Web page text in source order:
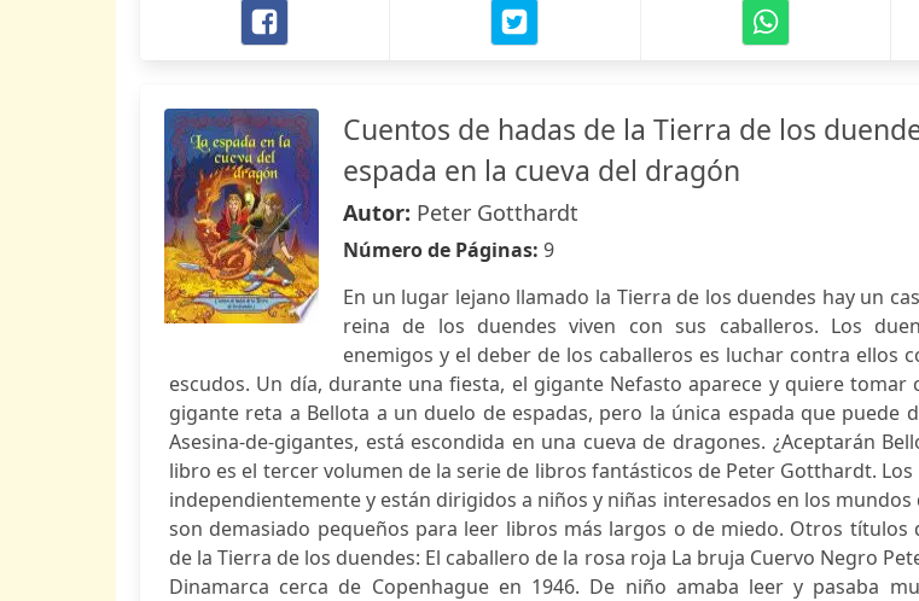
Cuentos de hadas de la Tierra de los
espada en la cueva del dragón
Autor: Peter Gotthardt
Número de Páginas: 9
En un lugar lejano llamado la Tierra de los duendes hay un
reina de los duendes viven con sus caballeros. Los
enemigos y el deber de los caballeros es luchar contra ellos
escudos. Un día, durante una fiesta, el gigante Nefasto aparece y quiere tomar
gigante reta a Bellota a un duelo de espadas, pero la única espada que puede
Asesina-de-gigantes, está escondida en una cueva de dragones. ¿Aceptarán
libro es el tercer volumen de la serie de libros fantásticos de Peter Gotthardt.
independientemente y están dirigidos a niños y niñas interesados en los
son demasiado pequeños para leer libros más largos o de miedo. Otros títulos
de la Tierra de los duendes: El caballero de la rosa roja La bruja Cuervo Negro
Dinamarca cerca de Copenhague en 1946. De niño amaba leer y pasaba